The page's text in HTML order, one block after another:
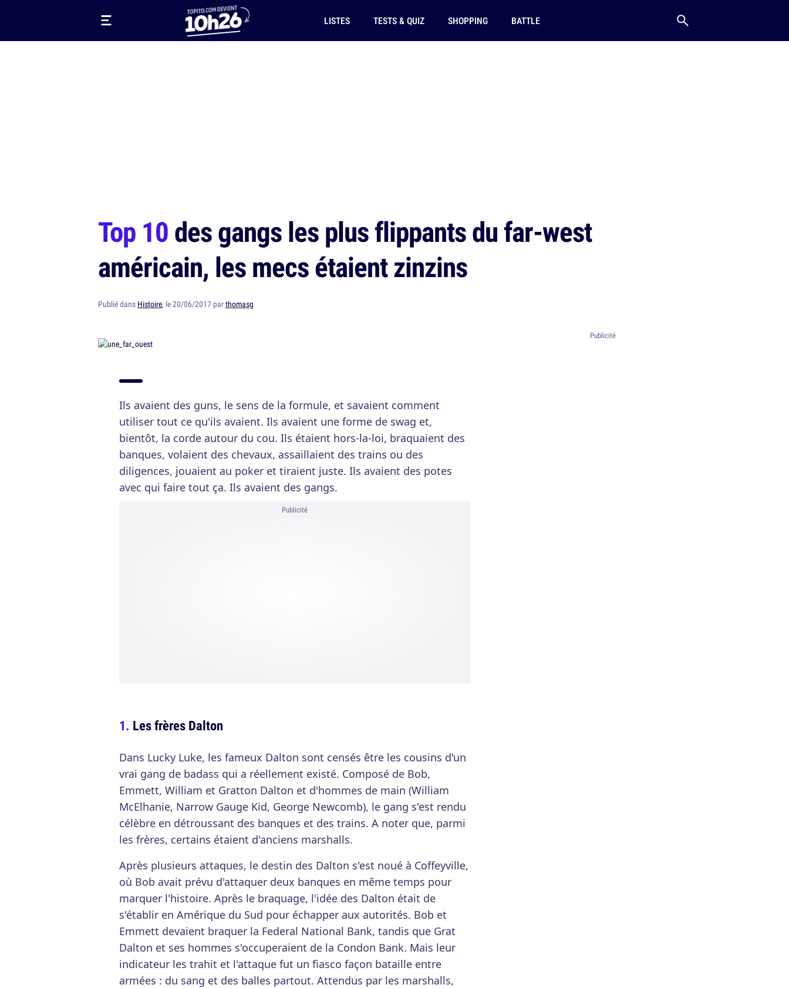
LISTES TESTS & QUIZ SHOPPING BATTLE
Top 10des gangs les plus flippants du far-west
américain, les mecs étaient zinzins
Publié dans Histoire, le 20/06/2017 parthomasg
Ils avaient des guns, le sens de la formule, et savaient comment
utiliser tout ce qu'ils avaient. Ils avaient une forme de swag et,
bientôt, la corde autour du cou. Ils étaient hors-la-loi, braquaient des
banques, volaient des chevaux, assaillaient des trains ou des
diligences, jouaient au poker et tiraient juste. Ils avaient des potes
avec qui faire tout ça. Ils avaient des gangs.
Publicité
Les frères Dalton
Dans Lucky Luke, les fameux Dalton sont censés être les cousins d'un
vrai gang de badass qui a réellement existé. Composé de Bob,
Emmett, William et Gratton Dalton et d'hommes de main (William
McElhanie, Narrow Gauge Kid, George Newcomb), le gang s'est rendu
célèbre en détroussant des banques et des trains. A noter que, parmi
les frères, certains étaient d'anciens marshalls.
Après plusieurs attaques, le destin des Dalton s'est noué à Coffeyville,
où Bob avait prévu d'attaquer deux banques en même temps pour
marquer l'histoire. Après le braquage, l'idée des Dalton était de
s'établir en Amérique du Sud pour échapper aux autorités. Bob et
Emmett devaient braquer la Federal National Bank, tandis que Grat
Dalton et ses hommes s'occuperaient de la Condon Bank. Mais leur
indicateur les trahit et l'attaque fut un fiasco façon bataille entre
armées : du sang et des balles partout. Attendus par les marshalls,